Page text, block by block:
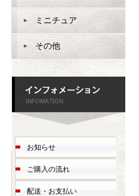
ミニチュア
その他
お知らせ
ご購入の流れ
配送・お支払い